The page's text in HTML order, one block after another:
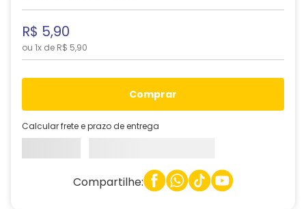
R$ 5,90
ou 1x de R$ 5,90
comprar
Calcular frete e prazo de entrega
Compartilhe: